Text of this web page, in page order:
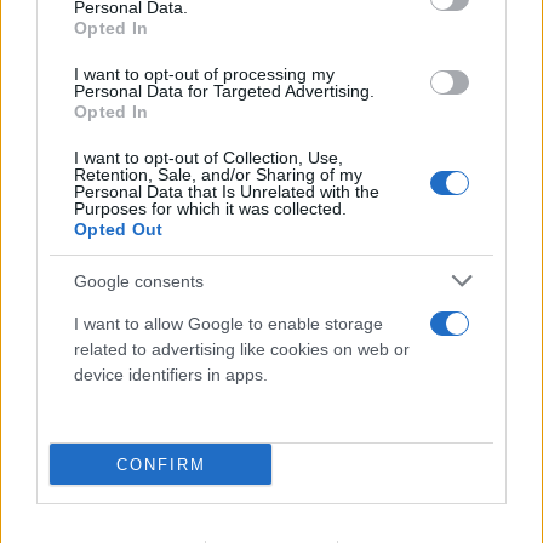
Personal Data.
Opted In
I want to opt-out of processing my
Personal Data for Targeted Advertising.
Opted In
I want to opt-out of Collection, Use,
Retention, Sale, and/or Sharing of my
Personal Data that Is Unrelated with the
Purposes for which it was collected.
Opted Out
Google consents
I want to allow Google to enable storage
related to advertising like cookies on web or
device identifiers in apps.
CONFIRM
Συνεργαστήκαμε απόλυτα με τις εγκληματολογικές
Υπηρεσία.
Η υπόθεση ήταν δύσκολη διότι δεν υπήρχαν
στοιχεία και ίχνη και η αστυνομία δουλεύει με
υποψίες οφείλει να σχηματίζει δικογραφίες,
δηλαδή να τεκμηριώνει αδιάσειστα ότι λέει.
Το Τμήμα Ανθρωποκτονιών έχει πολλές λαμπρές
επιτυχίες γιατί τα στελέχη του είναι εκπαιδευμένα
επαγγελματίες και αστυνομικοί.
Για παράδειγμα, ήταν σημείο-κλειδί ότι έχτισαν μία
σχέση εμπιστοσύνης με το σύζυγο του θύματος.